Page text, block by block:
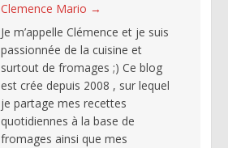
Clemence Mario →
Je m’appelle Clémence et je suis
passionnée de la cuisine et
surtout de fromages ;) Ce blog
est crée depuis 2008 , sur lequel
je partage mes recettes
quotidiennes à la base de
fromages ainsi que mes